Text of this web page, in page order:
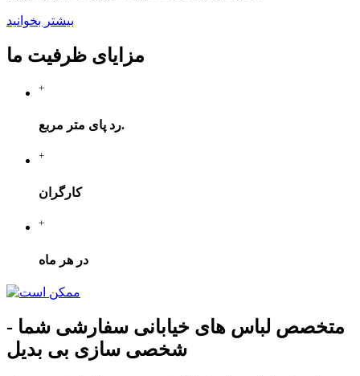
بیشتر بخوانید
مزایای ظرفیت ما
+
رد پای متر مربع.
+
کارگران
+
در هر ماه
متخصص لباس های خیابانی سفارشی شما -
شخصی سازی بی بدیل